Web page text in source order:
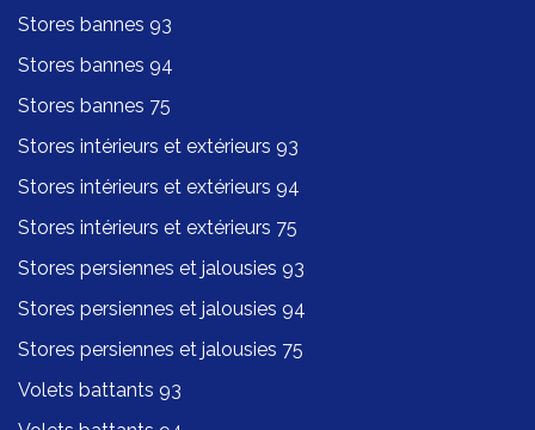
Stores bannes 93
Stores bannes 94
Stores bannes 75
Stores intérieurs et extérieurs 93
Stores intérieurs et extérieurs 94
Stores intérieurs et extérieurs 75
Stores persiennes et jalousies 93
Stores persiennes et jalousies 94
Stores persiennes et jalousies 75
Volets battants 93